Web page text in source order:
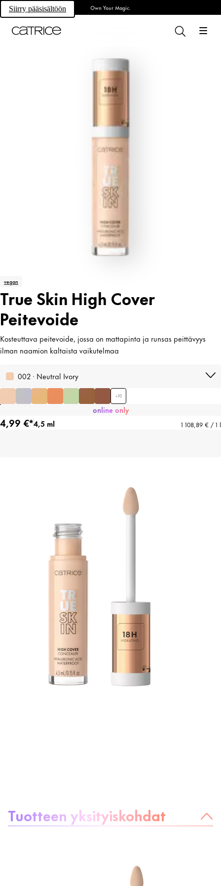
Siirry pääsisältöön Own Your Magic.
vegan
True Skin High Cover
Peitevoide
Kosteuttava peitevoide, jossa on mattapinta ja runsas peittävyys
ilman naamion kaltaista vaikutelmaa
002 · Neutral Ivory
+10
online only
4,99 €*4,5 ml 1 108,89 € / 1 l
Tuotteen yksityiskohdat